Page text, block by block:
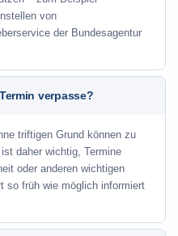
von
der Bundesagentur
verpasse?
triftigen Grund können zu
daher wichtig, Termine
oder anderen wichtigen
so früh wie möglich informiert